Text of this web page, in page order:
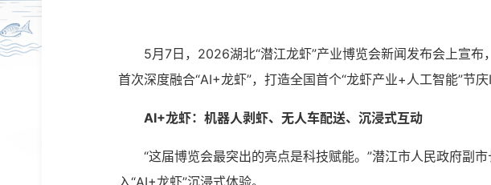
5月7日，2026湖北“潜江龙虾”产业博览会新闻发布会上宣
首次深度融合“AI+龙虾”，打造全国首个“龙虾产业+人工智能”节
AI+龙虾：机器人剥虾、无人车配送、沉浸式互动
“这届博览会最突出的亮点是科技赋能。”潜江市人民政府副
入“AI+龙虾”沉浸式体验。